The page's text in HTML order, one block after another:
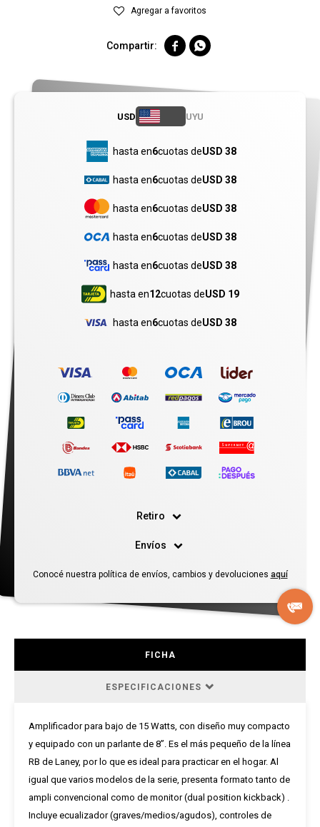
 
USD UYU
hasta en6cuotas deUSD 38
hasta en6cuotas deUSD 38
hasta en6cuotas deUSD 38
hasta en6cuotas deUSD 38
hasta en6cuotas deUSD 38
hasta en12cuotas deUSD 19
hasta en6cuotas deUSD 38
Retiro
Envíos
Conocé nuestra política de envíos, cambios y devoluciones aquí
FICHA
ESPECIFICACIONES
Amplificador para bajo de 15 Watts, con diseño muy compacto
y equipado con un parlante de 8”. Es el más pequeño de la línea
RB de Laney, por lo que es ideal para practicar en el hogar. Al
igual que varios modelos de la serie, presenta formato tanto de
ampli convencional como de monitor (dual position kickback) .
Incluye ecualizador (graves/medios/agudos), controles de